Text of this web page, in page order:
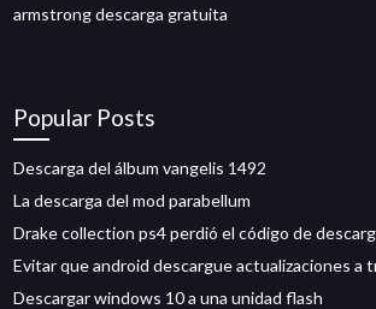
armstrong descarga gratuita
Popular Posts
Descarga del álbum vangelis 1492
La descarga del mod parabellum
Drake collection ps4 perdió el código de
Evitar que android descargue actualizaciones a
Descargar windows 10 a una unidad flash